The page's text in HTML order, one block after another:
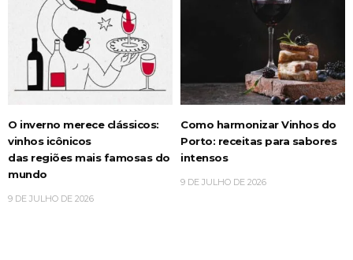
O inverno merece clássicos:
vinhos icônicos
das regiões mais famosas do
mundo
9 DE JULHO DE 2026
Como harmonizar Vinhos do
Porto: receitas para sabores
intensos
9 DE JULHO DE 2026